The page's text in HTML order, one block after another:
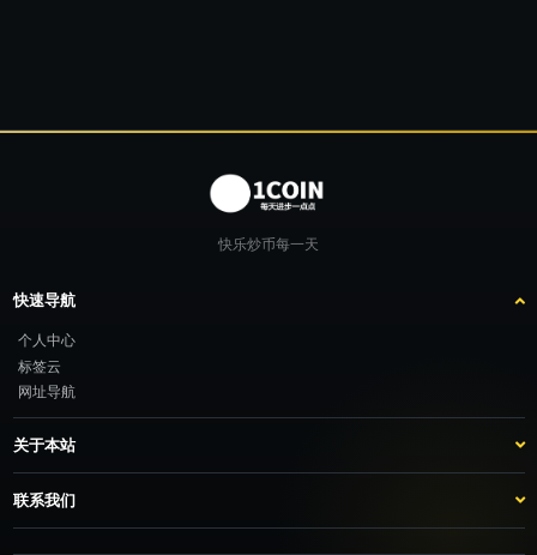
快乐炒币每一天
快速导航
个人中心
标签云
网址导航
关于本站
站点介绍
客服咨询
推广计划
联系我们
TG：@feimao2024 QQ：3261605442 微信：moto001com 新浪微博：三